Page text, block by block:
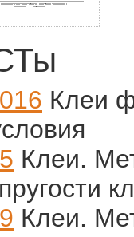
Клеи
Клеи.
Клеи.